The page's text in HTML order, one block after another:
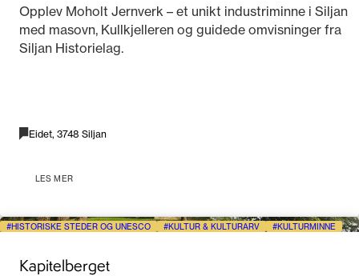
Opplev Moholt Jernverk – et unikt industriminne i Siljan
med masovn, Kullkjelleren og guidede omvisninger fra
Siljan Historielag.
Eidet, 3748 Siljan
LES MER
HISTORISKE STEDER OG UNESCO KULTUR & KULTURARV KULTURMINNE
Kapitelberget